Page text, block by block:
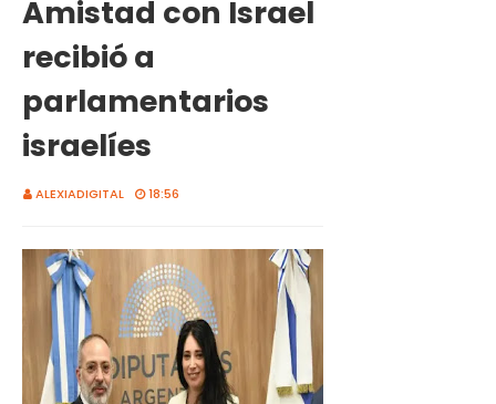
Amistad con Israel
recibió a
parlamentarios
israelíes
ALEXIADIGITAL 18:56